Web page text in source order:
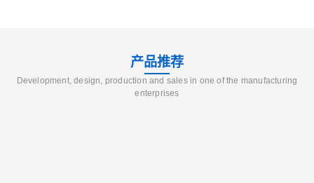
产品推荐
Development, design, production and sales in one of the manufacturing
enterprises